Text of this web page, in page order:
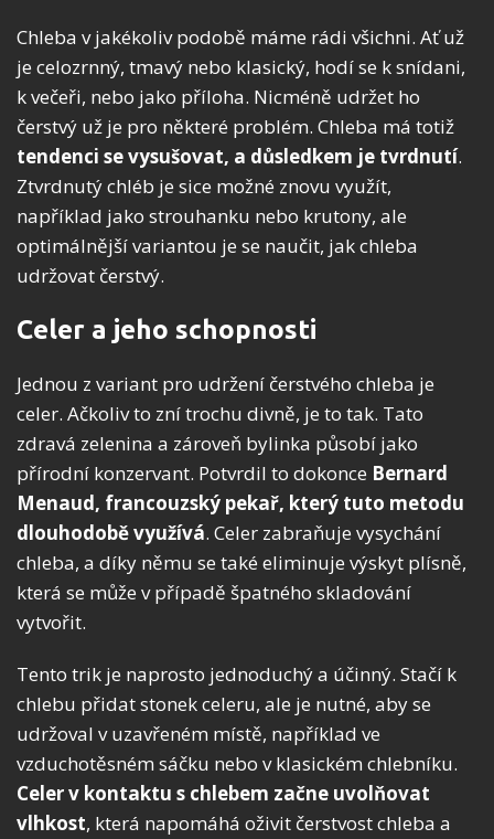
Chleba v jakékoliv podobě máme rádi všichni. Ať už
je celozrnný, tmavý nebo klasický, hodí se k snídani,
k večeři, nebo jako příloha. Nicméně udržet ho
čerstvý už je pro některé problém. Chleba má totiž
tendenci se vysušovat, a důsledkem je tvrdnutí.
Ztvrdnutý chléb je sice možné znovu využít,
například jako strouhanku nebo krutony, ale
optimálnější variantou je se naučit, jak chleba
udržovat čerstvý.
Celer a jeho schopnosti
Jednou z variant pro udržení čerstvého chleba je
celer. Ačkoliv to zní trochu divně, je to tak. Tato
zdravá zelenina a zároveň bylinka působí jako
přírodní konzervant. Potvrdil to dokonce Bernard
Menaud, francouzský pekař, který tuto metodu
dlouhodobě využívá. Celer zabraňuje vysychání
chleba, a díky němu se také eliminuje výskyt plísně,
která se může v případě špatného skladování
vytvořit.
Tento trik je naprosto jednoduchý a účinný. Stačí k
chlebu přidat stonek celeru, ale je nutné, aby se
udržoval v uzavřeném místě, například ve
vzduchotěsném sáčku nebo v klasickém chlebníku.
Celer v kontaktu s chlebem začne uvolňovat
vlhkost, která napomáhá oživit čerstvost chleba a